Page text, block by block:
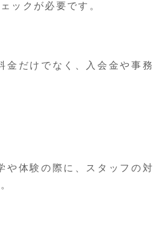
ックが必要です。
金だけでなく、入会金や事務
や体験の際に、スタッフの対